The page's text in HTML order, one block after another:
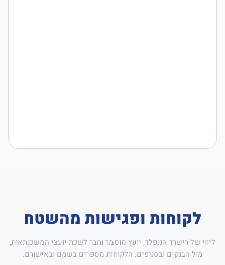
לקוחות ופגישות מהשטח
ליווי של רישרד הננפלד, יועץ מוסמך וחבר לשכת יועצי המשכנתאות,
מול הבנקים ובסניפים. הלקוחות מספרים בשמם ובאישורם.